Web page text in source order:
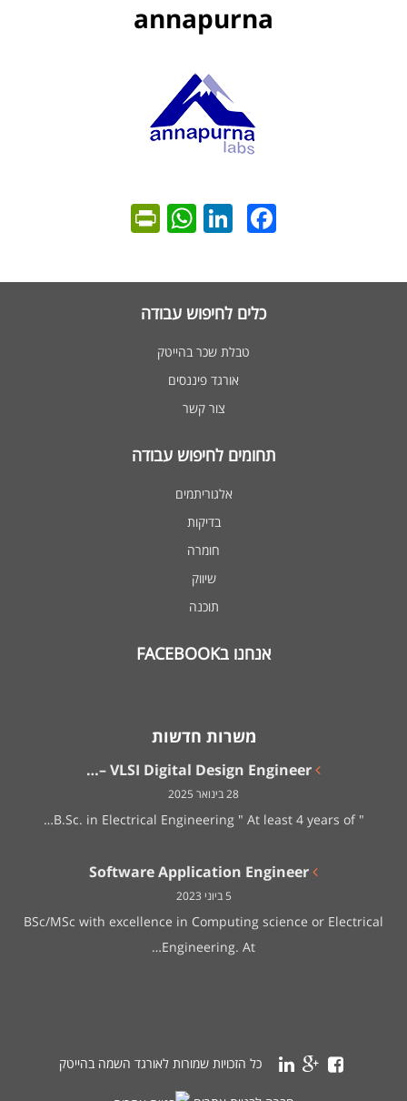
annapurna
Facebook
LinkedIn
WhatsApp
כלים לחיפוש עבודה
טבלת שכר בהייטק
אורגד פיננסים
צור קשר
תחומים לחיפוש עבודה
אלגוריתמים
בדיקות
חומרה
שיווק
תוכנה
אנחנו בFACEBOOK
משרות חדשות
VLSI Digital Design Engineer –…
28 בינואר 2025
" B.Sc. in Electrical Engineering " At least 4 years of…
Software Application Engineer
5 ביוני 2023
BSc/MSc with excellence in Computing science or Electrical
Engineering. At…
כל הזכויות שמורות לאורגד השמה בהייטק